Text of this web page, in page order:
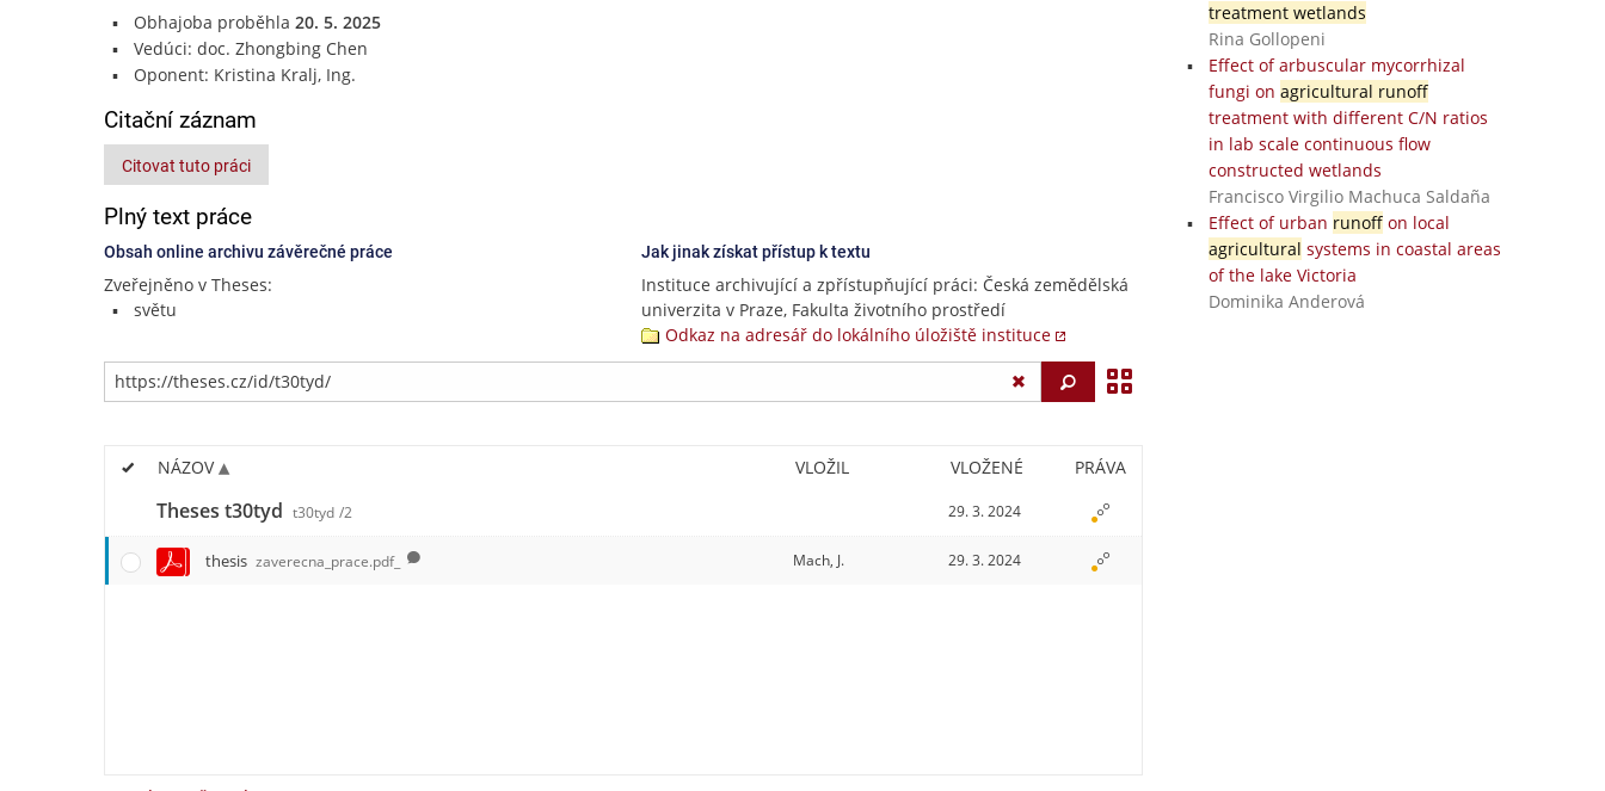
Obhajoba proběhla 20. 5. 2025
Vedúci: doc. Zhongbing Chen
Oponent: Kristina Kralj, Ing.
Citační záznam
Citovat tuto práci
Plný text práce
Obsah online archivu závěrečné práce
Zveřejněno v Theses:
světu
Jak jinak získat přístup k textu
Instituce archivující a zpřístupňující práci: Česká zemědělská
univerzita v Praze, Fakulta životního prostředí
Odkaz na adresář do lokálního úložiště instituce
treatment wetlands
Rina Gollopeni
Effect of arbuscular mycorrhizal
fungi on agricultural runoff
treatment with different C/N ratios
in lab scale continuous flow
constructed wetlands
Francisco Virgilio Machuca Saldaña
Effect of urban runoffon local
agricultural systems in coastal areas
of the lake Victoria
Dominika Anderová
Vyhledat
NÁZOV VLOŽIL VLOŽENÉ PRÁVA
Theses t30tyd t30tyd /2 29. 3. 2024
thesis zaverecna_prace.pdf_ Mach, J. 29. 3. 2024